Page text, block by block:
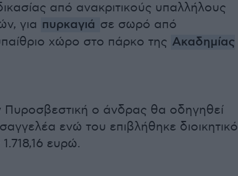
από ανακριτικούς υπαλλήλους
για πυρκαγιά σε σωρό από
χώρο στο πάρκο της Ακαδημίας
ο άνδρας θα οδηγηθεί
ενώ του επιβλήθηκε διοικητικό
ευρώ.